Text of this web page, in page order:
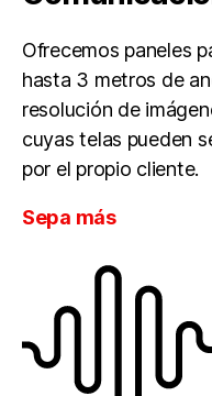
Ofrecemos paneles
hasta 3 metros de
resolución de
cuyas telas pueden
por el propio cliente.
Sepa más